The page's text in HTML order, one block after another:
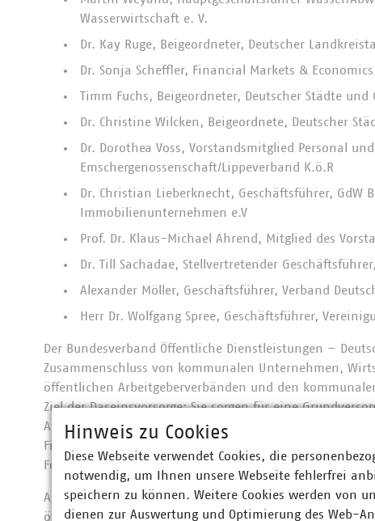
Wasserwirtschaft e. V.
Dr. Kay Ruge, Beigeordneter, Deutscher
Dr. Sonja Scheffler, Financial Markets &
Timm Fuchs, Beigeordneter, Deutscher Städte und
Dr. Christine Wilcken, Beigeordnete, Deutscher
Dr. Dorothea Voss, Vorstandsmitglied Personal
Emschergenossenschaft/Lippeverband K.ö.R
Dr. Christian Lieberknecht, Geschäftsführer, GdW
Immobilienunternehmen e.V
Prof. Dr. Klaus-Michael Ahrend, Mitglied des
Dr. Till Sachadae, Stellvertretender
Alexander Möller, Geschäftsführer, Verband
Herr Dr. Wolfgang Spree, Geschäftsführer,
Der Bundesverband Öffentliche Dienstleistungen –
Zusammenschluss von kommunalen Unternehmen,
öffentlichen Arbeitgeberverbänden und den
Ziel der Daseinsvorsorge: Sie sorgen für eine
Abfallwirtschaft, öffentlicher Verkehr,
Finanzwirtschaft sowie soziale, kulturelle,
Forschungs- und Verwaltungsdienstleistungen.
Als deutsche Sektion von SGI Europe ist es das
öffentlichen Wirtschaft und öffentlichen Arbeitgeber
Hinweis zu Cookies
Diese Webseite verwendet Cookies, die
notwendig, um Ihnen unsere Webseite fehlerfrei
speichern zu können. Weitere Cookies werden von
dienen zur Auswertung und Optimierung des Web-